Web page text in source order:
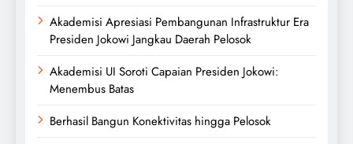
Akademisi Apresiasi Pembangunan Infrastruktur Era
Presiden Jokowi Jangkau Daerah Pelosok
Akademisi UI Soroti Capaian Presiden Jokowi:
Menembus Batas
Berhasil Bangun Konektivitas hingga Pelosok